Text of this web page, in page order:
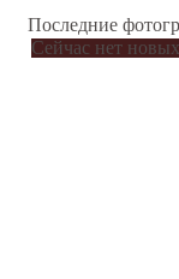
Последние
Сейчас нет